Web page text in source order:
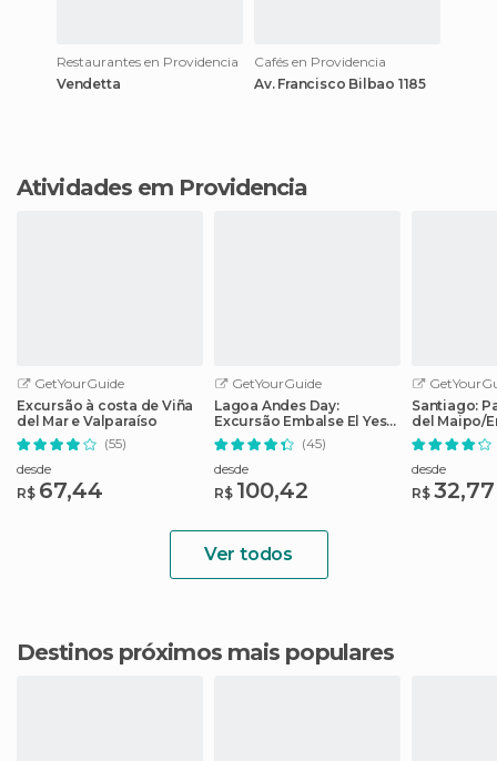
Restaurantes en Providencia
Vendetta
Cafés en Providencia
Av. Francisco Bilbao 1185
Atividades em Providencia
GetYourGuide
Excursão à costa de Viña
del Mar e Valparaíso
(55)
desde
R$ 67,44
GetYourGuide
Lagoa Andes Day:
Excursão Embalse El Yeso
saindo de Santiago
(45)
desde
R$ 100,42
Santiago:
del Maipo/
Yeso com
desde
R$ 32,77
Ver todos
Destinos próximos mais populares